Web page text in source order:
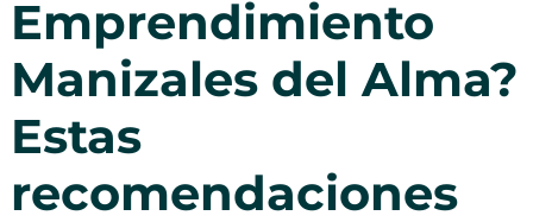
Emprendimiento
Manizales del Alma?
Estas
recomendaciones